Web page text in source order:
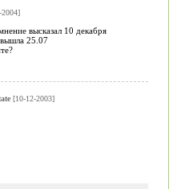
2004]
высказал 10 декабря
вышла 25.07
[10-12-2003]